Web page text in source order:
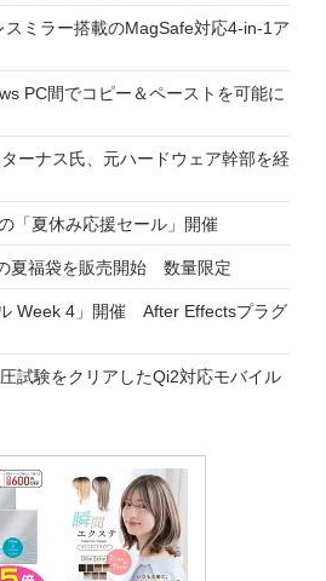
ミラー搭載のMagSafe対応4-in-1ア
PC間でコピー＆ペーストを可能に
ーナス氏、元ハードウェア幹部を経
「夏休み応援セール」開催
夏福袋を販売開始 数量限定
Week 4」開催 After Effectsプラグ
試験をクリアしたQi2対応モバイル